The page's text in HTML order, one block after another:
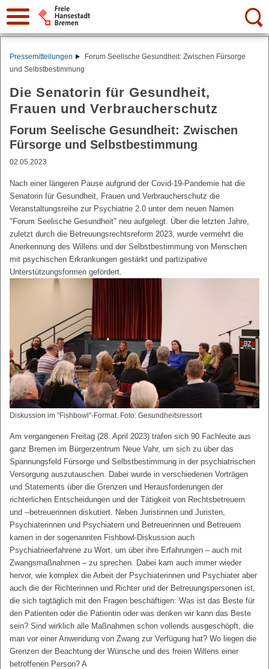
Suche:
Pressemitteilungen
Forum Seelische Gesundheit: Zwischen Fürsorge
und Selbstbestimmung
Die Senatorin für Gesundheit,
Frauen und Verbraucherschutz
Forum Seelische Gesundheit: Zwischen
Fürsorge und Selbstbestimmung
02.05.2023
Nach einer längeren Pause aufgrund der Covid-19-Pandemie hat die
Senatorin für Gesundheit, Frauen und Verbraucherschutz die
Veranstaltungsreihe zur Psychiatrie 2.0 unter dem neuen Namen
"Forum Seelische Gesundheit" neu aufgelegt. Über die letzten Jahre,
zuletzt durch die Betreuungsrechtsreform 2023, wurde vermehrt die
Anerkennung des Willens und der Selbstbestimmung von Menschen
mit psychischen Erkrankungen gestärkt und partizipative
Unterstützungsformen gefördert.
Diskussion im "Fishbowl"-Format. Foto: Gesundheitsressort
Am vergangenen Freitag (28. April 2023) trafen sich 90 Fachleute aus
ganz Bremen im Bürgerzentrum Neue Vahr, um sich zu über das
Spannungsfeld Fürsorge und Selbstbestimmung in der psychiatrischen
Versorgung auszutauschen. Dabei wurde in verschiedenen Vorträgen
und Statements über die Grenzen und Herausforderungen der
richterlichen Entscheidungen und der Tätigkeit von Rechtsbetreuern
und --betreuerinnen diskutiert. Neben Juristinnen und Juristen,
Psychiaterinnen und Psychiatern und Betreuerinnen und Betreuern
kamen in der sogenannten Fishbowl-Diskussion auch
Psychiatrieerfahrene zu Wort, um über ihre Erfahrungen – auch mit
Zwangsmaßnahmen – zu sprechen. Dabei kam auch immer wieder
hervor, wie komplex die Arbeit der Psychiaterinnen und Psychiater aber
auch die der Richterinnen und Richter und der Betreuungspersonen ist,
die sich tagtäglich mit den Fragen beschäftigen: Was ist das Beste für
den Patienten oder die Patientin oder was denken wir kann das Beste
sein? Sind wirklich alle Maßnahmen schon vollends ausgeschöpft, die
man vor einer Anwendung von Zwang zur Verfügung hat? Wo liegen die
Grenzen der Beachtung der Wünsche und des freien Willens einer
betroffenen Person? A